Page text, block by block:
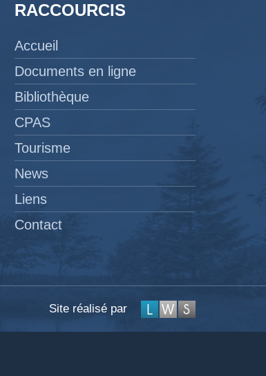
RACCOURCIS
Accueil
Documents en ligne
Bibliothèque
CPAS
Tourisme
News
Liens
Contact
Site réalisé par